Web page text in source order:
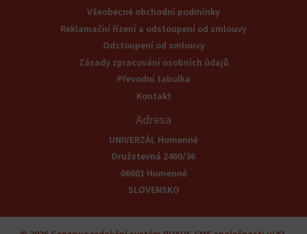
Všeobecné obchodní podmínky
Reklamační řízení a odstoupení od smlouvy
Odstoupení od smlouvy
Zásady zpracování osobních údajů
Převodní tabulka
Kontakt
Adresa
UNIVERZÁL Humenné
Družstevná 2460/36
06601 Humenné
SLOVENSKO